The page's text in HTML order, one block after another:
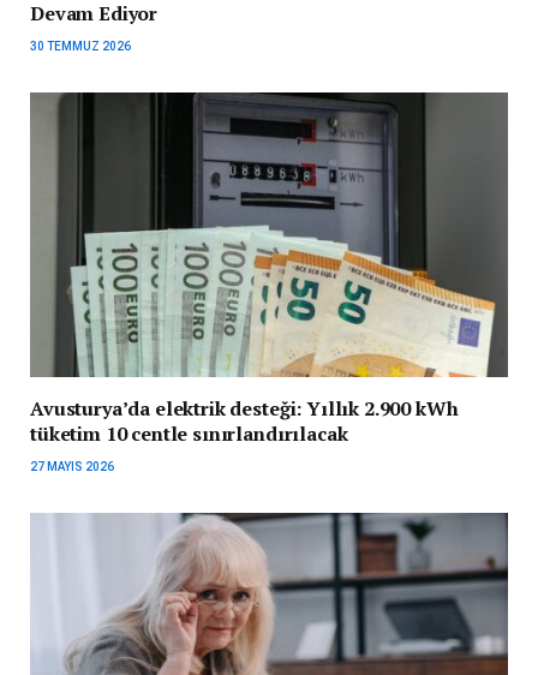
Devam Ediyor
30 TEMMUZ 2026
Avusturya’da elektrik desteği: Yıllık 2.900 kWh
tüketim 10 centle sınırlandırılacak
27 MAYIS 2026